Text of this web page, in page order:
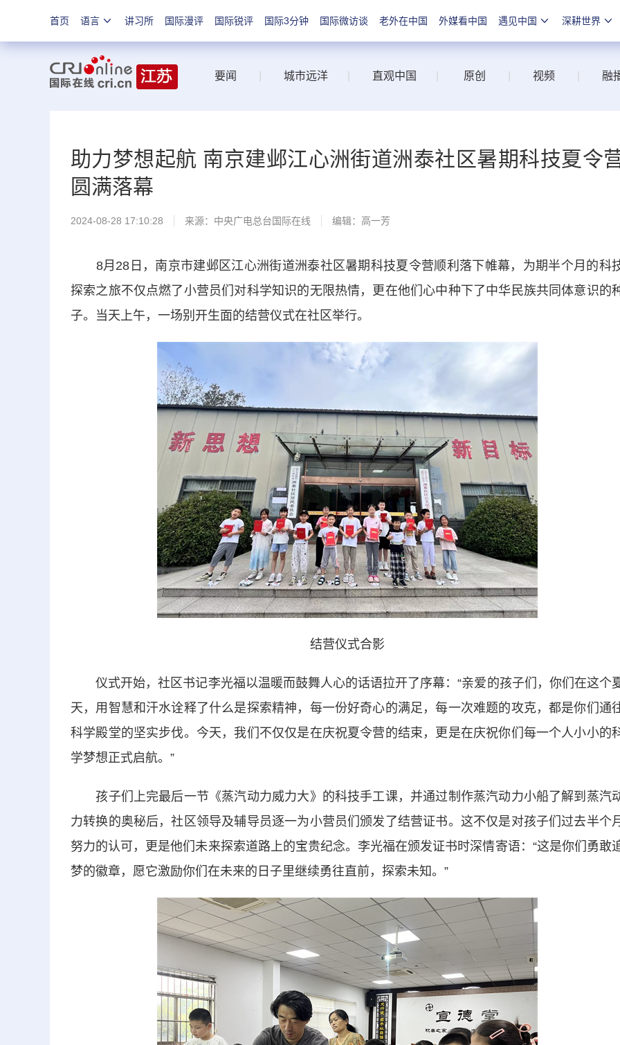
首页 语言 讲习所 国际漫评 国际锐评 国际3分钟 国际微访谈 老外在中国 外媒看中国 遇见中国 深耕世界
要闻 城市远洋 直观中国 原创 视频 融
助力梦想起航 南京建邺江心洲街道洲泰社区暑期科技夏令
圆满落幕
2024-08-28 17:10:28 来源：中央广电总台国际在线 编辑：高一芳
8月28日，南京市建邺区江心洲街道洲泰社区暑期科技夏令营顺利落下帷幕，为期半个月的科
探索之旅不仅点燃了小营员们对科学知识的无限热情，更在他们心中种下了中华民族共同体意识的
子。当天上午，一场别开生面的结营仪式在社区举行。
结营仪式合影
仪式开始，社区书记李光福以温暖而鼓舞人心的话语拉开了序幕：“亲爱的孩子们，你们在这个
天，用智慧和汗水诠释了什么是探索精神，每一份好奇心的满足，每一次难题的攻克，都是你们通
科学殿堂的坚实步伐。今天，我们不仅仅是在庆祝夏令营的结束，更是在庆祝你们每一个人小小的
学梦想正式启航。”
孩子们上完最后一节《蒸汽动力威力大》的科技手工课，并通过制作蒸汽动力小船了解到蒸汽
力转换的奥秘后，社区领导及辅导员逐一为小营员们颁发了结营证书。这不仅是对孩子们过去半个
努力的认可，更是他们未来探索道路上的宝贵纪念。李光福在颁发证书时深情寄语：“这是你们勇敢
梦的徽章，愿它激励你们在未来的日子里继续勇往直前，探索未知。”